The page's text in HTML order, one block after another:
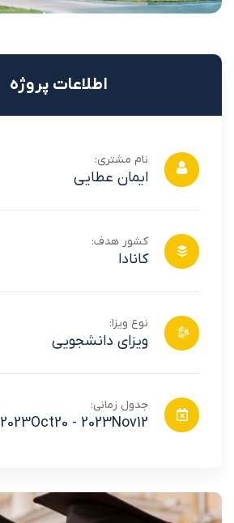
اطلاعات پروژه
نام مشتری:
ایمان عطایی
کشور هدف:
کانادا
نوع ویزا:
ویزای دانشجویی
جدول زمانی:
2023Oct20 - 2023Nov12